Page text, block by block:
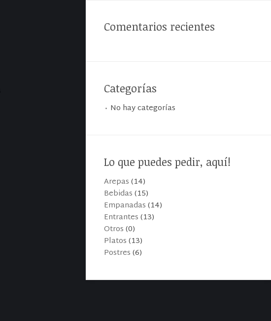
Comentarios recientes
Categorías
No hay categorías
Lo que puedes pedir, aquí!
Arepas(14)
Bebidas(15)
Empanadas(14)
Entrantes(13)
Otros(0)
Platos(13)
Postres(6)